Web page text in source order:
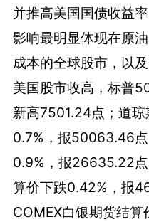
并推高美国国债收益
影响最明显体现在原
成本的全球股市，以
美国股市收高，标普
新高7501.24点；道
0.7%，报50063.46
0.9%，报26635.22
算价下跌0.42%，报
COMEX白银期货结